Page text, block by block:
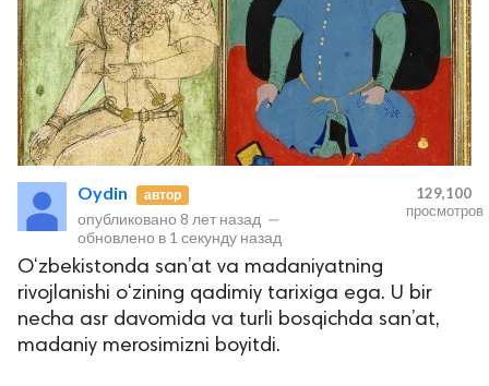
Oydin автор
опубликовано 8 лет назад —
обновлено в 1 секунду назад
129,100
просмотров
O‘zbekistonda san’at va madaniyatning
rivojlanishi o‘zining qadimiy tarixiga ega. U bir
necha asr davomida va turli bosqichda san’at,
madaniy merosimizni boyitdi.